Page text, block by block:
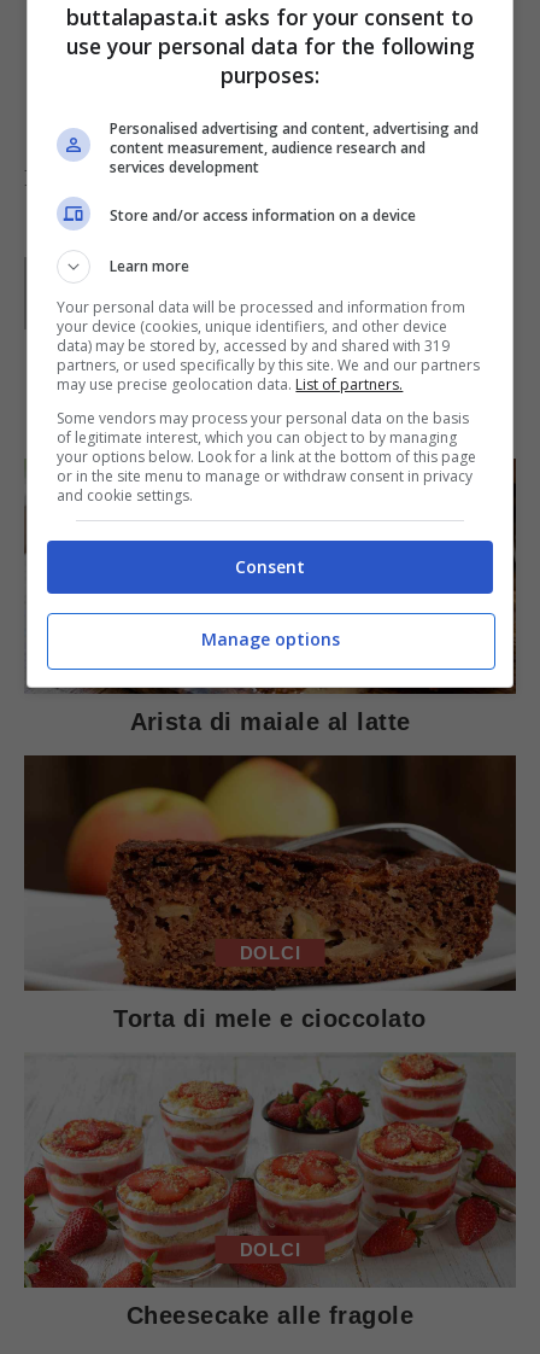
lesso (o meglio pilaff) oppure con del cous
cous, e accompagnateli con un bel bicchiere
Foto di Gregory Tran
Parole diGIeGI
2013, spaziando tra tutte le tipologie di ricette, con un
occhio di riguardo a quelle della tradizione regionale.
IN PRIMO PIANO
SECONDI PIATTI
Arista di maiale al latte
DOLCI
Torta di mele e cioccolato
DOLCI
Cheesecake alle fragole
buttalapasta.it asks for your consent to
use your personal data for the following
purposes:
Personalised advertising and content, advertising and
content measurement, audience research and
services development
Store and/or access information on a device
Learn more
Your personal data will be processed and information from
your device (cookies, unique identifiers, and other device
data) may be stored by, accessed by and shared with 319
partners, or used specifically by this site. We and our partners
may use precise geolocation data. List of partners.
Some vendors may process your personal data on the basis
of legitimate interest, which you can object to by managing
your options below. Look for a link at the bottom of this page
or in the site menu to manage or withdraw consent in privacy
and cookie settings.
Consent
Manage options